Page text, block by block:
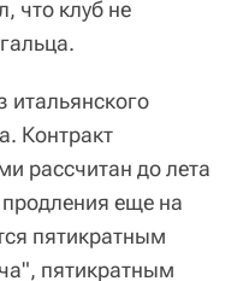
что клуб не
Контракт
рассчитан до лета
еще на
пятикратным
пятикратным